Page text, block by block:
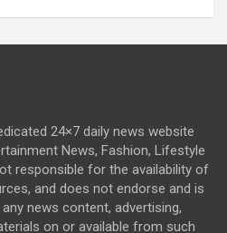
24×7 daily news website
News, Fashion, Lifestyle
responsible for the availability of
and does not endorse and is
news content, advertising,
on or available from such